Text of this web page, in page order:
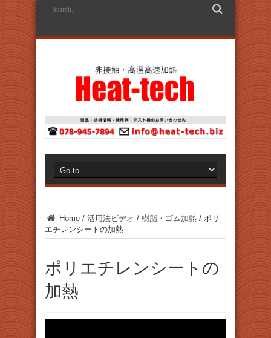
Home / 活用法ビデオ / 樹脂・ゴム加熱 / ポリ
エチレンシートの加熱
ポリエチレンシートの
加熱